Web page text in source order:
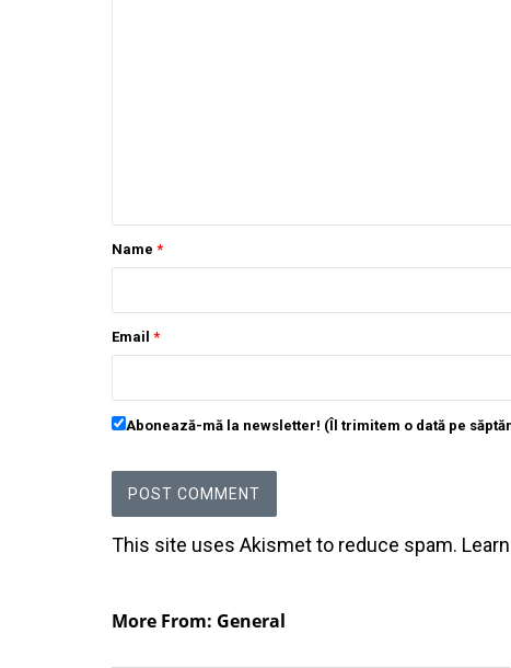
Name *
Email *
Abonează-mă la newsletter! (Îl trimitem o dată pe
This site uses Akismet to reduce spam.
More From: General